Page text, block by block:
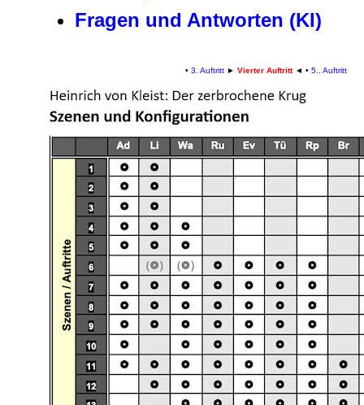
Fragen und Antworten (KI)
• 3. Auftritt► Vierter Auftritt◄ • 5.. Auftritt